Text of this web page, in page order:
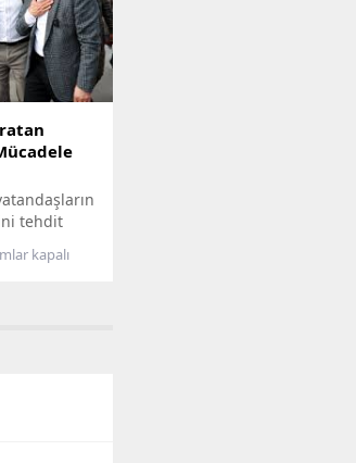
de
tehdit
kirliliğin
sosyalkapalı